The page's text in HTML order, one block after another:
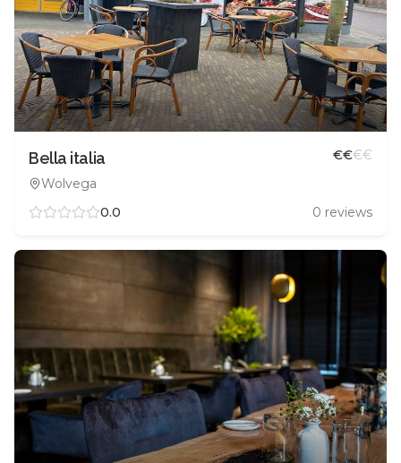
Bella italia
Wolvega
€€€€
0.0 0 reviews